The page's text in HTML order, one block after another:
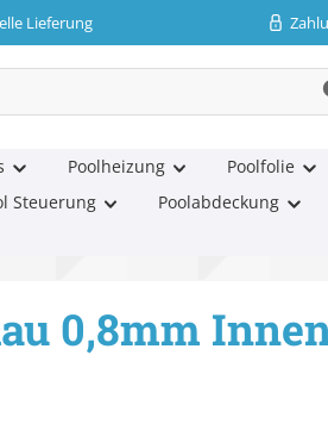
Lieferung
Poolheizung Poolfolie
Steuerung Poolabdeckung
0,8mm